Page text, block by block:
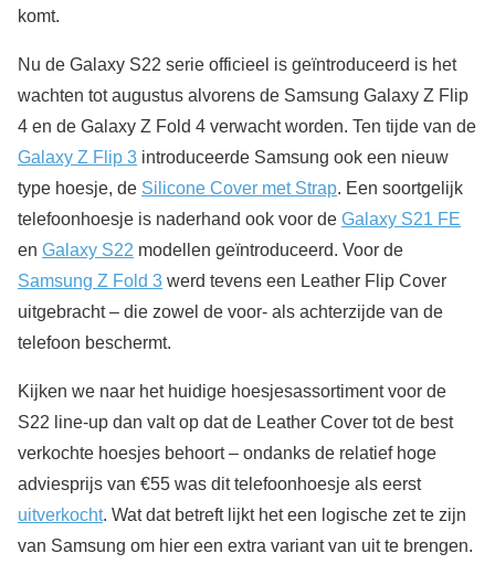
komt.
Nu de Galaxy S22 serie officieel is geïntroduceerd is het
wachten tot augustus alvorens de Samsung Galaxy Z Flip
4 en de Galaxy Z Fold 4 verwacht worden. Ten tijde van de
Galaxy Z Flip 3 introduceerde Samsung ook een nieuw
type hoesje, de Silicone Cover met Strap. Een soortgelijk
telefoonhoesje is naderhand ook voor de Galaxy S21 FE
en Galaxy S22 modellen geïntroduceerd. Voor de
Samsung Z Fold 3 werd tevens een Leather Flip Cover
uitgebracht – die zowel de voor- als achterzijde van de
telefoon beschermt.
Kijken we naar het huidige hoesjesassortiment voor de
S22 line-up dan valt op dat de Leather Cover tot de best
verkochte hoesjes behoort – ondanks de relatief hoge
adviesprijs van €55 was dit telefoonhoesje als eerst
uitverkocht. Wat dat betreft lijkt het een logische zet te zijn
van Samsung om hier een extra variant van uit te brengen.